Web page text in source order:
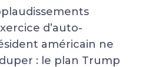
d’auto-
américain ne
: le plan Trump